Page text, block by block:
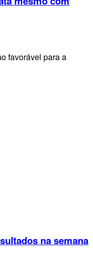
favorável para a
na semana